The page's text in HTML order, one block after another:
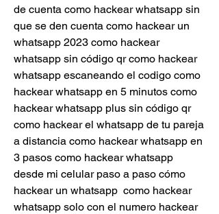
de cuenta como hackear whatsapp sin
que se den cuenta como hackear un
whatsapp 2023 como hackear
whatsapp sin código qr como hackear
whatsapp escaneando el codigo como
hackear whatsapp en 5 minutos como
hackear whatsapp plus sin código qr
como hackear el whatsapp de tu pareja
a distancia como hackear whatsapp en
3 pasos como hackear whatsapp
desde mi celular paso a paso cómo
hackear un whatsapp  como hackear
whatsapp solo con el numero hackear